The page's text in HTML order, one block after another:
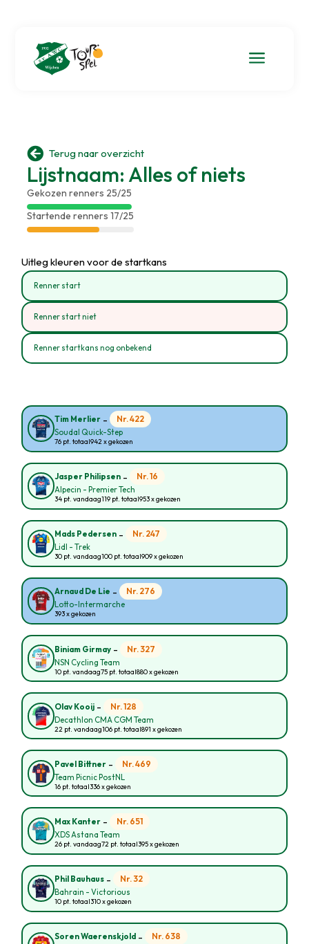
a
 Terug naar overzicht
Lijstnaam: Alles of niets
Gekozen renners 25/25
Startende renners 17/25
Uitleg kleuren voor de startkans
Renner start
Renner start niet
Renner startkans nog onbekend
Tim Merlier - Nr. 422
Soudal Quick-Step
76 pt. totaal942 x gekozen
Jasper Philipsen - Nr. 16
Alpecin - Premier Tech
34 pt. vandaag119 pt. totaal953 x gekozen
Mads Pedersen - Nr. 247
Lidl - Trek
30 pt. vandaag100 pt. totaal909 x gekozen
Arnaud De Lie - Nr. 276
Lotto-Intermarche
393 x gekozen
Biniam Girmay - Nr. 327
NSN Cycling Team
10 pt. vandaag75 pt. totaal880 x gekozen
Olav Kooij - Nr. 128
Decathlon CMA CGM Team
22 pt. vandaag106 pt. totaal891 x gekozen
Pavel Bittner - Nr. 469
Team Picnic PostNL
16 pt. totaal336 x gekozen
Max Kanter - Nr. 651
XDS Astana Team
26 pt. vandaag72 pt. totaal395 x gekozen
Phil Bauhaus - Nr. 32
Bahrain - Victorious
10 pt. totaal310 x gekozen
Soren Waerenskjold - Nr. 638